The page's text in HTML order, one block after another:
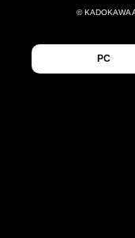
© KADOKAWA
PC